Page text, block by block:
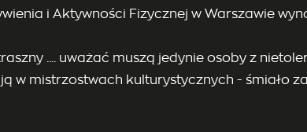
i Aktywności Fizycznej w Warszawie
.... uważać muszą jedynie osoby z
w mistrzostwach kulturystycznych - śmiało